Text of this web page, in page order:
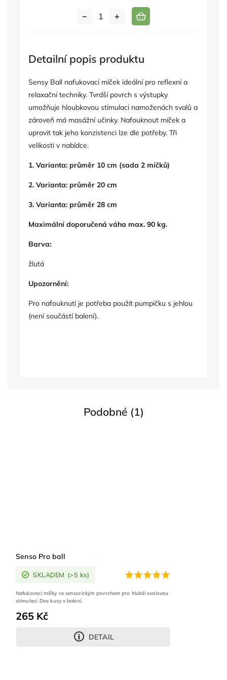
Detailní popis produktu
Sensy Ball nafukovací míček ideální pro reflexní a
relaxační techniky. Tvrdší povrch s výstupky
umožňuje hloubkovou stimulaci namoženách svalů a
zároveň má masážní učinky. Nafouknout míček a
upravit tak jeho konzistenci lze dle potřeby. Tři
velikosti v nabídce.
1. Varianta: průměr 10 cm (sada 2 míčků)
2. Varianta: průměr 20 cm
3. Varianta: průměr 28 cm
Maximální doporučená váha max. 90 kg.
Barva:
žlutá
Upozornění:
Pro nafouknutí je potřeba použít pumpičku s jehlou
(není součástí balení).
Podobné (1)
Senso Pro ball
SKLADEM (>5 ks)
265 Kč
DETAIL
Nafukovací míčky se sensorickým povrchem pro hlubší svalovou
stimulaci. Dva kusy v balení.